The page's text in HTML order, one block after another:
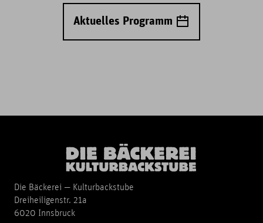
Aktuelles Programm
Die Bäckerei — Kulturbackstube
Dreiheiligenstr. 21a
6020 Innsbruck